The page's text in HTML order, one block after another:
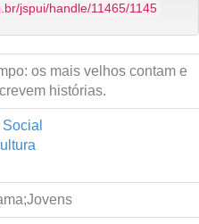
jspui/handle/11465/1145
os mais velhos contam e
histórias.